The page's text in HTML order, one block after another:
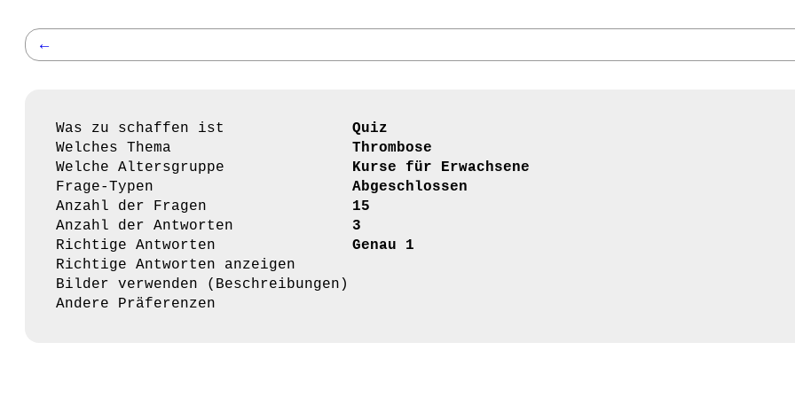
←
Was zu schaffen ist
Quiz
Welches Thema
Thrombose
Welche Altersgruppe
Kurse für Erwachsene
Frage-Typen
Abgeschlossen
Anzahl der Fragen
15
Anzahl der Antworten
3
Richtige Antworten
Genau 1
Richtige Antworten anzeigen
Bilder verwenden (Beschreibungen)
Andere Präferenzen